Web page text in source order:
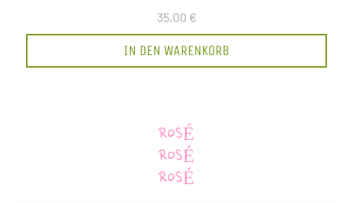
35,00 €
IN DEN WARENKORB
ROSÉ
ROSÉ
ROSÉ